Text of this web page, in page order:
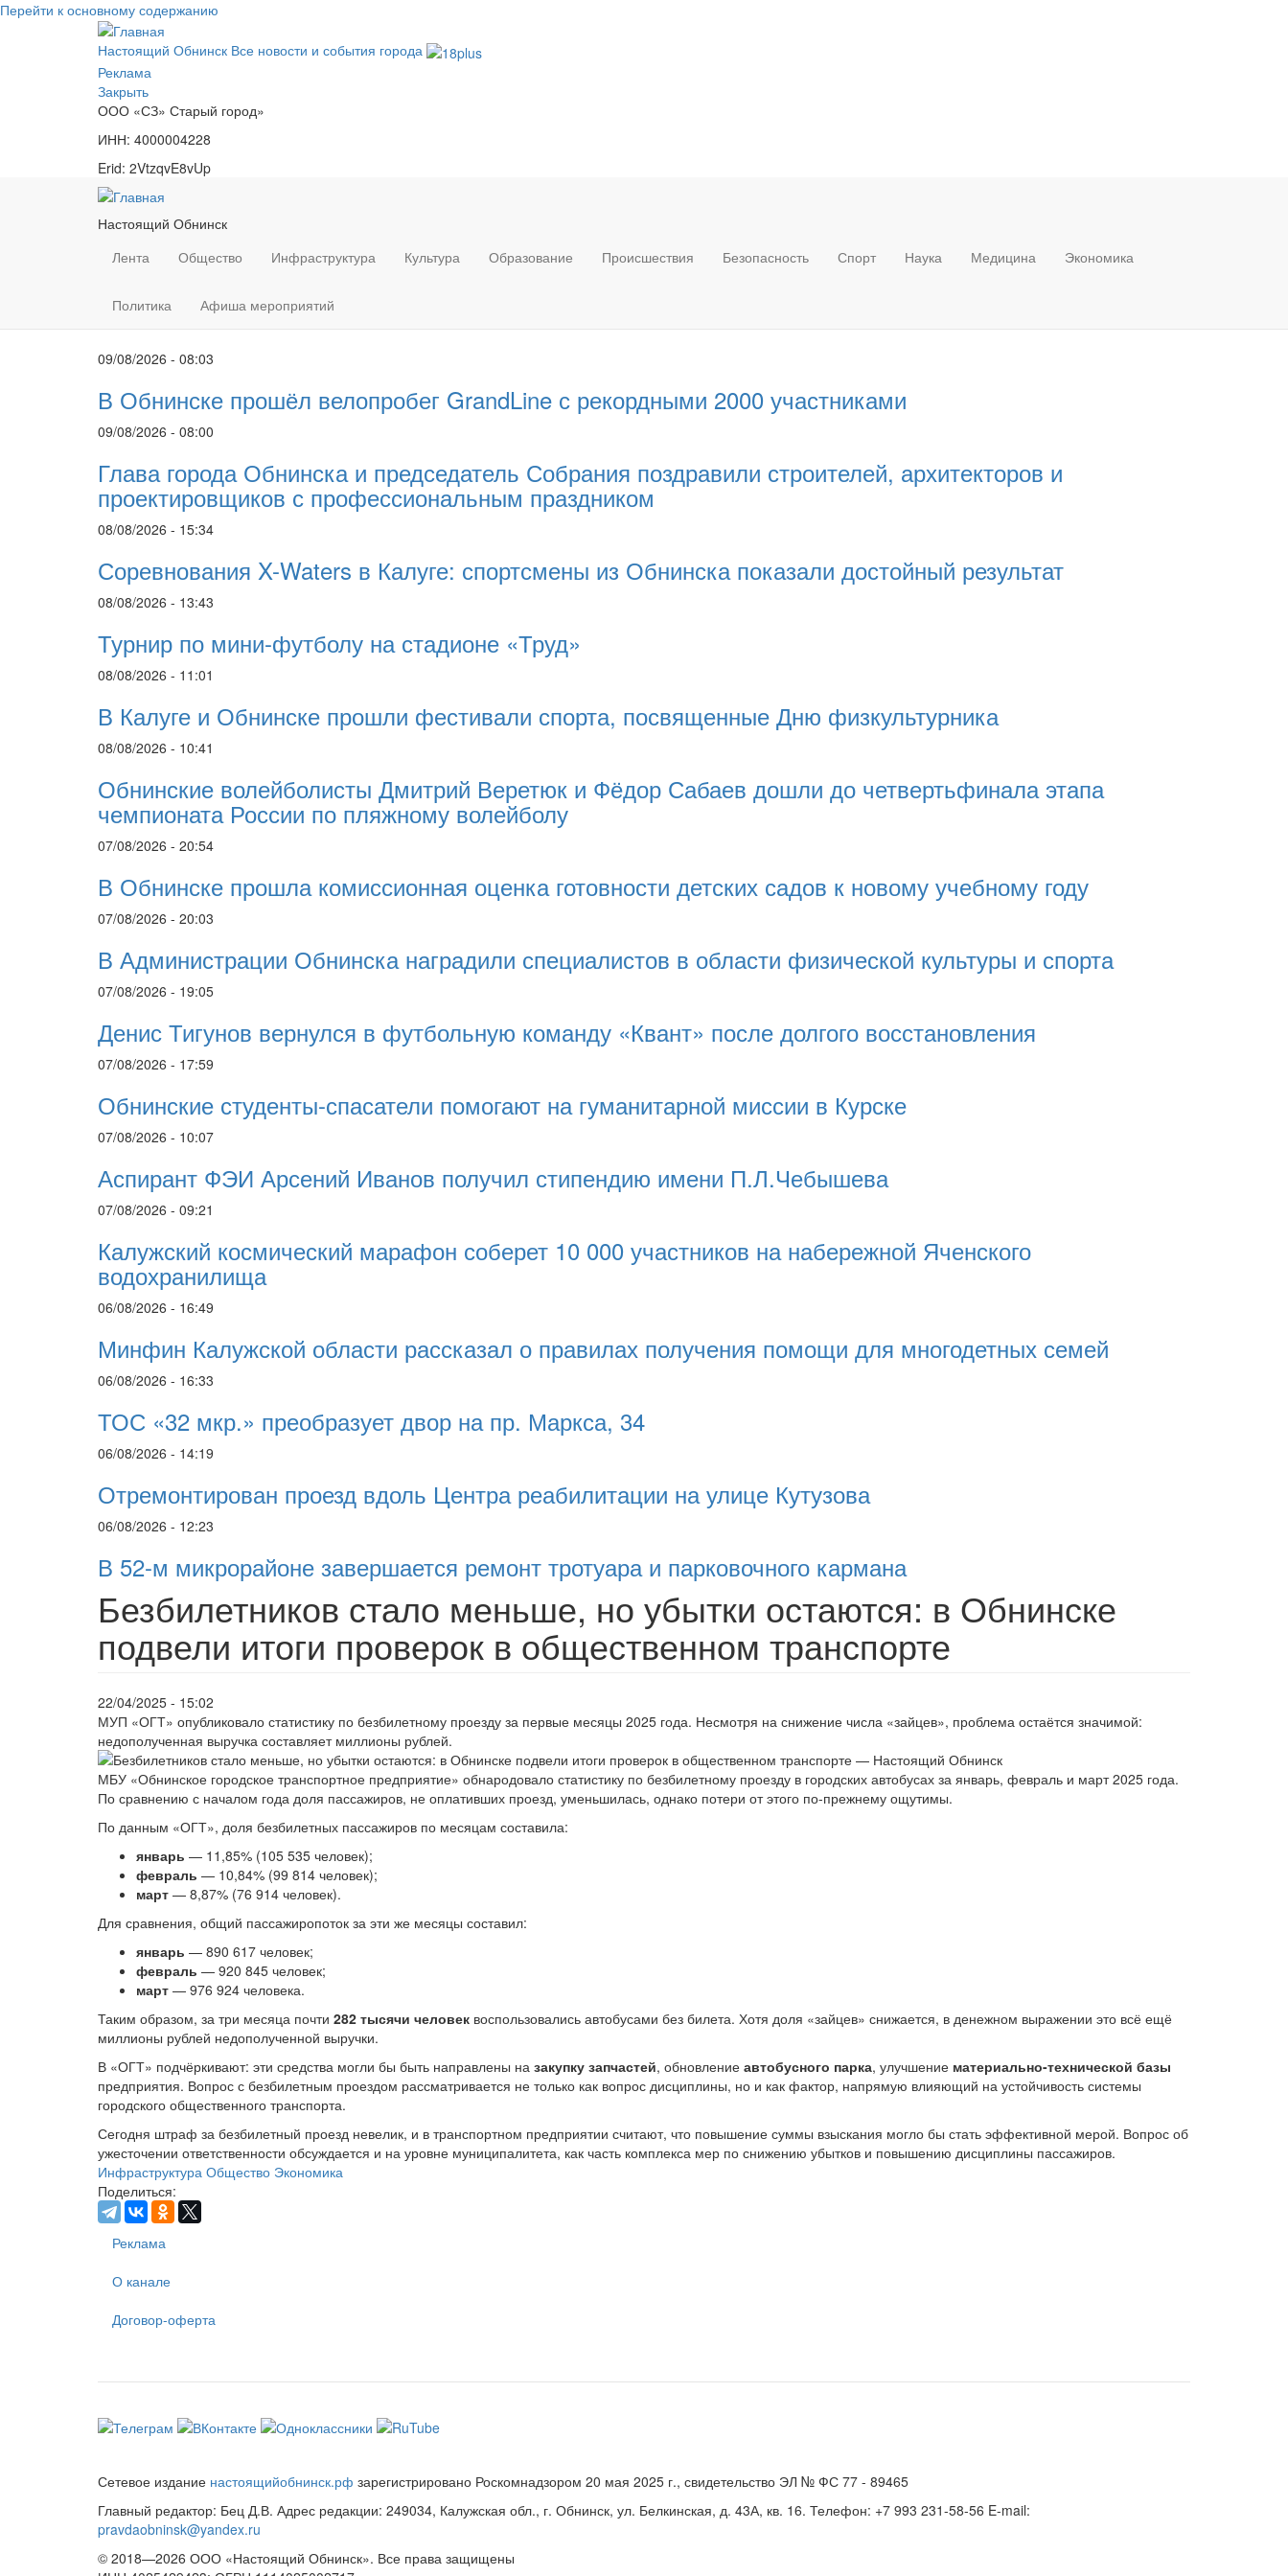
Перейти к основному содержанию
Настоящий Обнинск Все новости и события города
Реклама
Закрыть
ООО «СЗ» Старый город»
ИНН: 4000004228
Erid: 2VtzqvE8vUp
Настоящий Обнинск
Лента
Общество Инфраструктура Культура Образование Происшествия Безопасность Спорт Наука Медицина Экономика
Политика Афиша мероприятий
09/08/2026 - 08:03
В Обнинске прошёл велопробег GrandLine с рекордными 2000 участниками
09/08/2026 - 08:00
Глава города Обнинска и председатель Собрания поздравили строителей, архитекторов и
проектировщиков с профессиональным праздником
08/08/2026 - 15:34
Соревнования X-Waters в Калуге: спортсмены из Обнинска показали достойный результат
08/08/2026 - 13:43
Турнир по мини-футболу на стадионе «Труд»
08/08/2026 - 11:01
В Калуге и Обнинске прошли фестивали спорта, посвященные Дню физкультурника
08/08/2026 - 10:41
Обнинские волейболисты Дмитрий Веретюк и Фёдор Сабаев дошли до четвертьфинала этапа
чемпионата России по пляжному волейболу
07/08/2026 - 20:54
В Обнинске прошла комиссионная оценка готовности детских садов к новому учебному году
07/08/2026 - 20:03
В Администрации Обнинска наградили специалистов в области физической культуры и спорта
07/08/2026 - 19:05
Денис Тигунов вернулся в футбольную команду «Квант» после долгого восстановления
07/08/2026 - 17:59
Обнинские студенты-спасатели помогают на гуманитарной миссии в Курске
07/08/2026 - 10:07
Аспирант ФЭИ Арсений Иванов получил стипендию имени П.Л.Чебышева
07/08/2026 - 09:21
Калужский космический марафон соберет 10 000 участников на набережной Яченского
водохранилища
06/08/2026 - 16:49
Минфин Калужской области рассказал о правилах получения помощи для многодетных семей
06/08/2026 - 16:33
ТОС «32 мкр.» преобразует двор на пр. Маркса, 34
06/08/2026 - 14:19
Отремонтирован проезд вдоль Центра реабилитации на улице Кутузова
06/08/2026 - 12:23
В 52-м микрорайоне завершается ремонт тротуара и парковочного кармана
Безбилетников стало меньше, но убытки остаются: в Обнинске
подвели итоги проверок в общественном транспорте
22/04/2025 - 15:02
МУП «ОГТ» опубликовало статистику по безбилетному проезду за первые месяцы 2025 года. Несмотря на снижение числа «зайцев», проблема остаётся значимой:
недополученная выручка составляет миллионы рублей.
МБУ «Обнинское городское транспортное предприятие» обнародовало статистику по безбилетному проезду в городских автобусах за январь, февраль и март 2025 года.
По сравнению с началом года доля пассажиров, не оплативших проезд, уменьшилась, однако потери от этого по-прежнему ощутимы.
По данным «ОГТ», доля безбилетных пассажиров по месяцам составила:
январь — 11,85% (105 535 человек);
февраль — 10,84% (99 814 человек);
март — 8,87% (76 914 человек).
Для сравнения, общий пассажиропоток за эти же месяцы составил:
январь — 890 617 человек;
февраль — 920 845 человек;
март — 976 924 человека.
Таким образом, за три месяца почти 282 тысячи человек воспользовались автобусами без билета. Хотя доля «зайцев» снижается, в денежном выражении это всё ещё
миллионы рублей недополученной выручки.
В «ОГТ» подчёркивают: эти средства могли бы быть направлены на закупку запчастей, обновление автобусного парка, улучшение материально-технической базы
предприятия. Вопрос с безбилетным проездом рассматривается не только как вопрос дисциплины, но и как фактор, напрямую влияющий на устойчивость системы
городского общественного транспорта.
Сегодня штраф за безбилетный проезд невелик, и в транспортном предприятии считают, что повышение суммы взыскания могло бы стать эффективной мерой. Вопрос об
ужесточении ответственности обсуждается и на уровне муниципалитета, как часть комплекса мер по снижению убытков и повышению дисциплины пассажиров.
Инфраструктура Общество Экономика
Поделиться:
Реклама
О канале
Договор-оферта
Сетевое издание настоящийобнинск.рф зарегистрировано Роскомнадзором 20 мая 2025 г., свидетельство ЭЛ № ФС 77 - 89465
Главный редактор: Бец Д.В. Адрес редакции: 249034, Калужская обл., г. Обнинск, ул. Белкинская, д. 43А, кв. 16. Телефон: +7 993 231-58-56 E-mail:
pravdaobninsk@yandex.ru
© 2018—2026 ООО «Настоящий Обнинск». Все права защищены